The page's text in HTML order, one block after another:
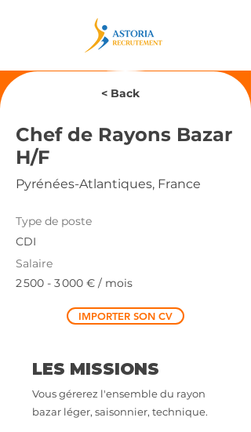
< Back
Chef de Rayons Bazar
H/F
Pyrénées-Atlantiques, France
Type de poste
CDI
Salaire
2 500 - 3 000 € / mois
IMPORTER SON CV
LES MISSIONS
Vous gérerez l'ensemble du rayon
bazar léger, saisonnier, technique.